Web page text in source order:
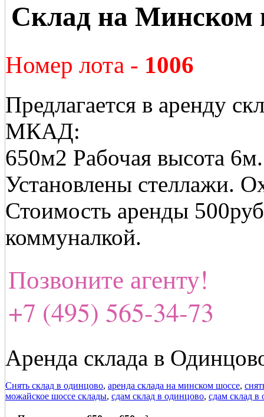
Склад на Минском
Номер лота - 1006
Предлагается в аренду
МКАД:
650м2 Рабочая высота
Установлены стеллажи.
Стоимость аренды
коммуналкой.
Позвоните агенту!
+7 (495) 565-34-73
Аренда склада в
Снять склад в одинцово, аренда склада на минском шоссе,
можайское шоссе склады, сдам склад в одинцово, сдам склад в